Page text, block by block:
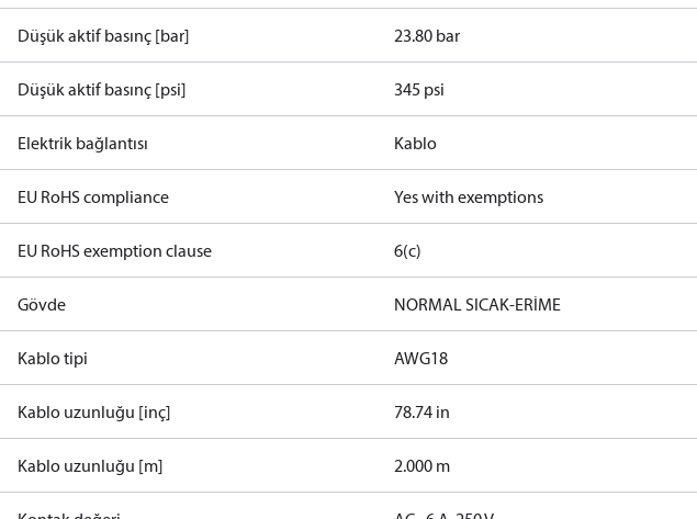
Düşük aktif basınç [bar] 23.80 bar
Düşük aktif basınç [psi] 345 psi
Elektrik bağlantısı Kablo
EU RoHS compliance Yes with exemptions
EU RoHS exemption clause 6(c)
Gövde NORMAL SICAK-ERİME
Kablo tipi AWG18
Kablo uzunluğu [inç] 78.74 in
Kablo uzunluğu [m] 2.000 m